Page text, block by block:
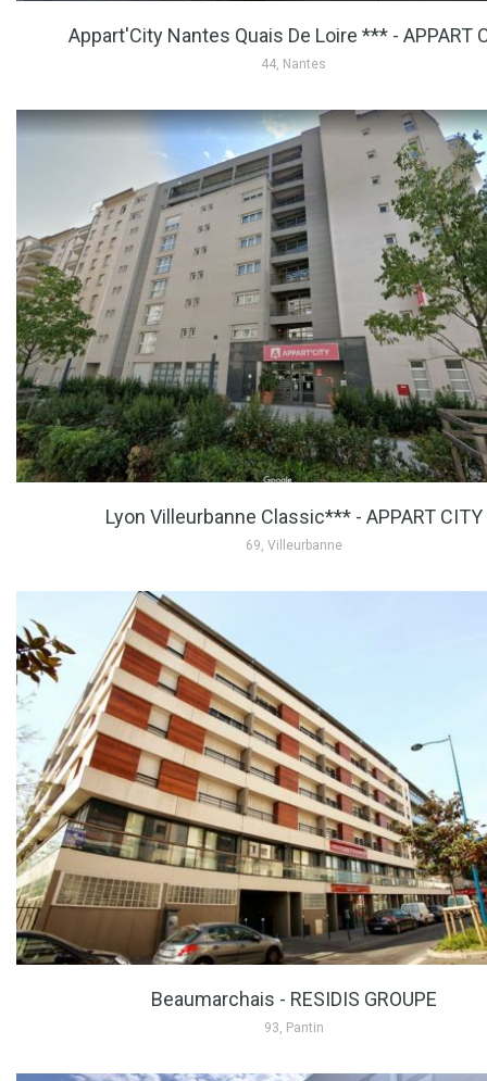
Appart'City Nantes Quais De Loire *** - APPART
44, Nantes
Lyon Villeurbanne Classic*** - APPART CITY
69, Villeurbanne
Beaumarchais - RESIDIS GROUPE
93, Pantin